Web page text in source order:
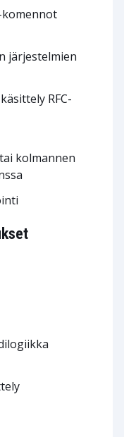
komennot
järjestelmien
RFC-
kolmannen